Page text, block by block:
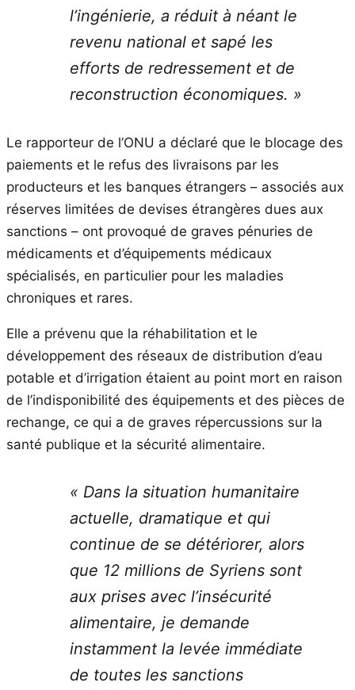
l’ingénierie, a réduit à néant le
revenu national et sapé les
efforts de redressement et de
reconstruction économiques. »
Le rapporteur de l’ONU a déclaré que le blocage des
paiements et le refus des livraisons par les
producteurs et les banques étrangers – associés aux
réserves limitées de devises étrangères dues aux
sanctions – ont provoqué de graves pénuries de
médicaments et d’équipements médicaux
spécialisés, en particulier pour les maladies
chroniques et rares.
Elle a prévenu que la réhabilitation et le
développement des réseaux de distribution d’eau
potable et d’irrigation étaient au point mort en raison
de l’indisponibilité des équipements et des pièces de
rechange, ce qui a de graves répercussions sur la
santé publique et la sécurité alimentaire.
« Dans la situation humanitaire
actuelle, dramatique et qui
continue de se détériorer, alors
que 12 millions de Syriens sont
aux prises avec l’insécurité
alimentaire, je demande
instamment la levée immédiate
de toutes les sanctions